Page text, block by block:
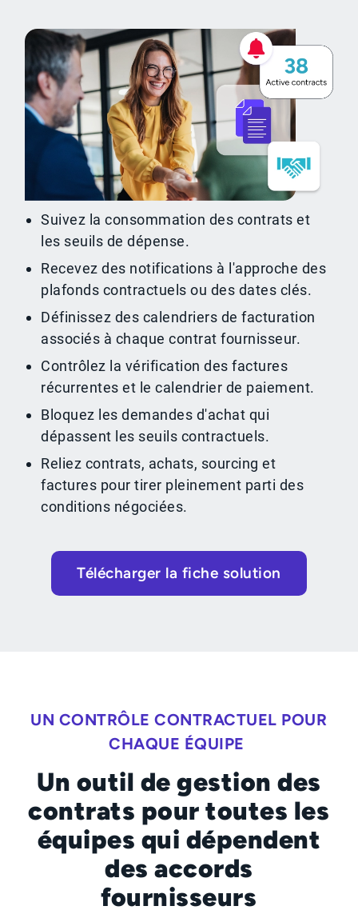
Suivez la consommation des contrats et
les seuils de dépense.
Recevez des notifications à l'approche des
plafonds contractuels ou des dates clés.
Définissez des calendriers de facturation
associés à chaque contrat fournisseur.
Contrôlez la vérification des factures
récurrentes et le calendrier de paiement.
Bloquez les demandes d'achat qui
dépassent les seuils contractuels.
Reliez contrats, achats, sourcing et
factures pour tirer pleinement parti des
conditions négociées.
Télécharger la fiche solution
UN CONTRÔLE CONTRACTUEL POUR
CHAQUE ÉQUIPE
Un outil de gestion des
contrats pour toutes les
équipes qui dépendent
des accords
fournisseurs